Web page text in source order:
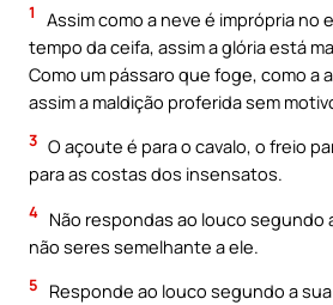
1
Assim como a neve é imprópria no
tempo da ceifa, assim a glória está
Como um pássaro que foge, como a
assim a maldição proferida sem
3 O açoute é para o cavalo, o freio
para as costas dos insensatos.
4 Não respondas ao louco segundo
não seres semelhante a ele.
5
Responde ao louco segundo a